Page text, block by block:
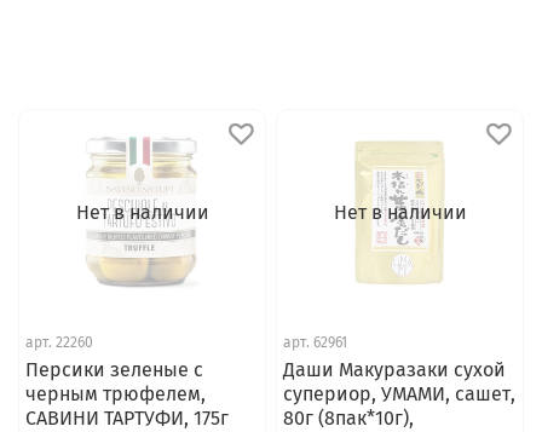
Нет в наличии
арт. 22260
Персики зеленые с
черным трюфелем,
САВИНИ ТАРТУФИ, 175г
Нет в наличии
арт. 62961
Даши Макуразаки сухой
супериор, УМАМИ, сашет,
80г (8пак*10г),